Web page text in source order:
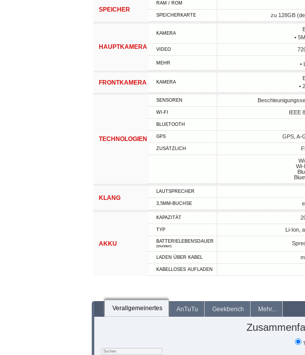
SPEICHER
RAM / ROM
SPEICHERKARTE zu 128GB
HAUPTKAMERA
KAMERA
•
VIDEO
MEHR •
FRONTKAMERA KAMERA
•
TECHNOLOGIEN
SENSOREN
WI-FI IEEE
BLUETOOTH
GPS GPS, A-
ZUSÄTZLICH
KLANG
LAUTSPRECHER
3,5MM-BUCHSE
AKKU
KAPAZITÄT
TYP Li-Ion,
BATTERIELEBENSDAUER
(stunden)
LADEN ÜBER KABEL
KABELLOSES AUFLADEN
Verallgemeinertes AnTuTu Geekbench Mehr...